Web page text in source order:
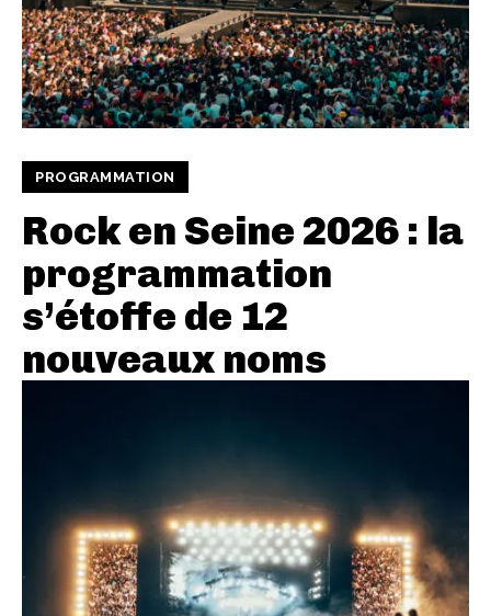
PROGRAMMATION
Rock en Seine 2026 : la
programmation
s’étoffe de 12
nouveaux noms